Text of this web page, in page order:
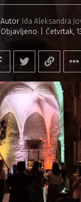
Autor Ida Aleksandra
Objavljeno
Četvrtak,